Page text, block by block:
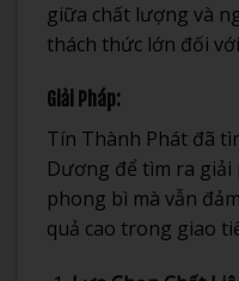
giữa chất lượng và
thách thức lớn đối
Giải Pháp:
Tín Thành Phát đã
Dương để tìm ra
phong bì mà vẫn
quả cao trong giao